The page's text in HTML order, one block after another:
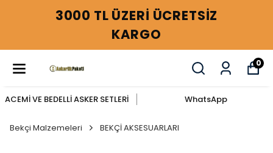
3000 TL ÜZERİ ÜCRETSİZ
KARGO
0
ACEMİ VE BEDELLİ ASKER SETLERİ WhatsApp
Bekçi Malzemeleri BEKÇİ AKSESUARLARI